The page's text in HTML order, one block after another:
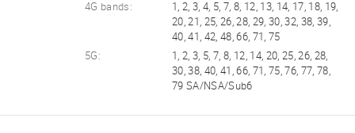
4G bands:
1, 2, 3, 4, 5, 7, 8, 12, 13, 14, 17, 18, 19,
20, 21, 25, 26, 28, 29, 30, 32, 38, 39,
40, 41, 42, 48, 66, 71, 75
5G:
1, 2, 3, 5, 7, 8, 12, 14, 20, 25, 26, 28,
30, 38, 40, 41, 66, 71, 75, 76, 77, 78,
79 SA/NSA/Sub6